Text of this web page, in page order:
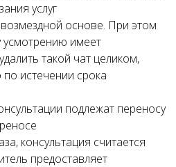
услуг
основе. При этом
усмотрению имеет
такой чат целиком,
истечении срока
подлежат переносу
консультация считается
предоставляет